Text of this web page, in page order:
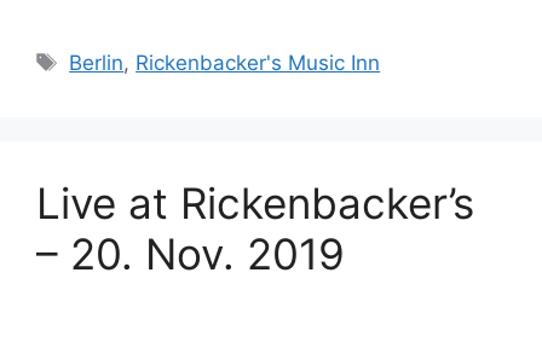
Schlagwörter
Berlin, Rickenbacker's Music Inn
Live at Rickenbacker’s
– 20. Nov. 2019